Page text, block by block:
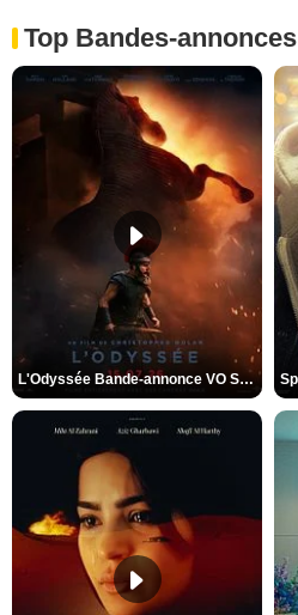
Top Bandes-annonces
L'Odyssée Bande-annonce VO STFR